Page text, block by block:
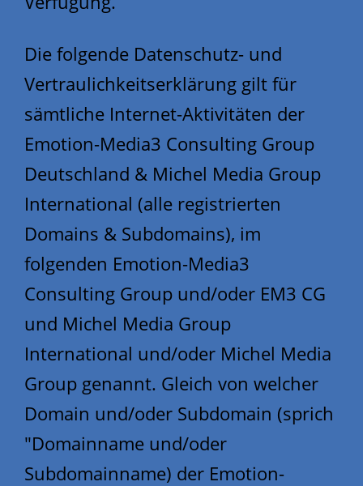
Die folgende Datenschutz- und
Vertraulichkeitserklärung gilt für
sämtliche Internet-Aktivitäten der
Emotion-Media3 Consulting Group
Deutschland & Michel Media Group
International (alle registrierten
Domains & Subdomains), im
folgenden Emotion-Media3
Consulting Group und/oder EM3 CG
und Michel Media Group
International und/oder Michel Media
Group genannt. Gleich von welcher
Domain und/oder Subdomain (sprich
"Domainname und/oder
Subdomainname) der Emotion-